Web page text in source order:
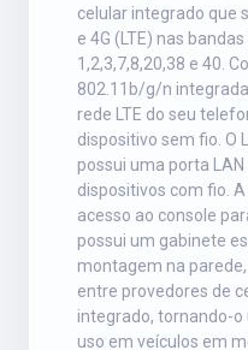
celular integrado que
e 4G (LTE) nas
1,2,3,7,8,20,38 e 40.
802.11b/g/n
rede LTE do seu
dispositivo sem fio. O
possui uma porta
dispositivos com fio.
acesso ao console
possui um gabinete
montagem na
entre provedores de
integrado, tornando-
uso em veículos em